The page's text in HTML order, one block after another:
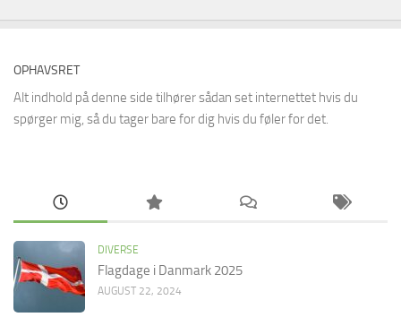
OPHAVSRET
Alt indhold på denne side tilhører sådan set internettet hvis du
spørger mig, så du tager bare for dig hvis du føler for det.
DIVERSE
Flagdage i Danmark 2025
AUGUST 22, 2024